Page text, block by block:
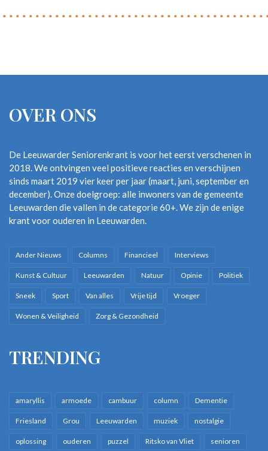
OVER ONS
De Leeuwarder Seniorenkrant is voor het eerst verschenen in
2018. We ontvingen veel positieve reacties en verschijnen
sinds maart 2019 vier keer per jaar (maart, juni, september en
december). Onze doelgroep: alle inwoners van de gemeente
Leeuwarden die vallen in de categorie 60+. We zijn de enige
krant voor ouderen in Leeuwarden.
Ander Nieuws Columns Financieel Interviews
Kunst & Cultuur Leeuwarden Natuur Opinie Politiek
Sneek Sport Van alles Vrije tijd Vroeger
Wonen & Veiligheid Zorg & Gezondheid
TRENDING
amaryllis armoede cambuur column Dementie
Friesland Grou Leeuwarden muziek nostalgie
oplossing ouderen puzzel Ritsko van Vliet senioren